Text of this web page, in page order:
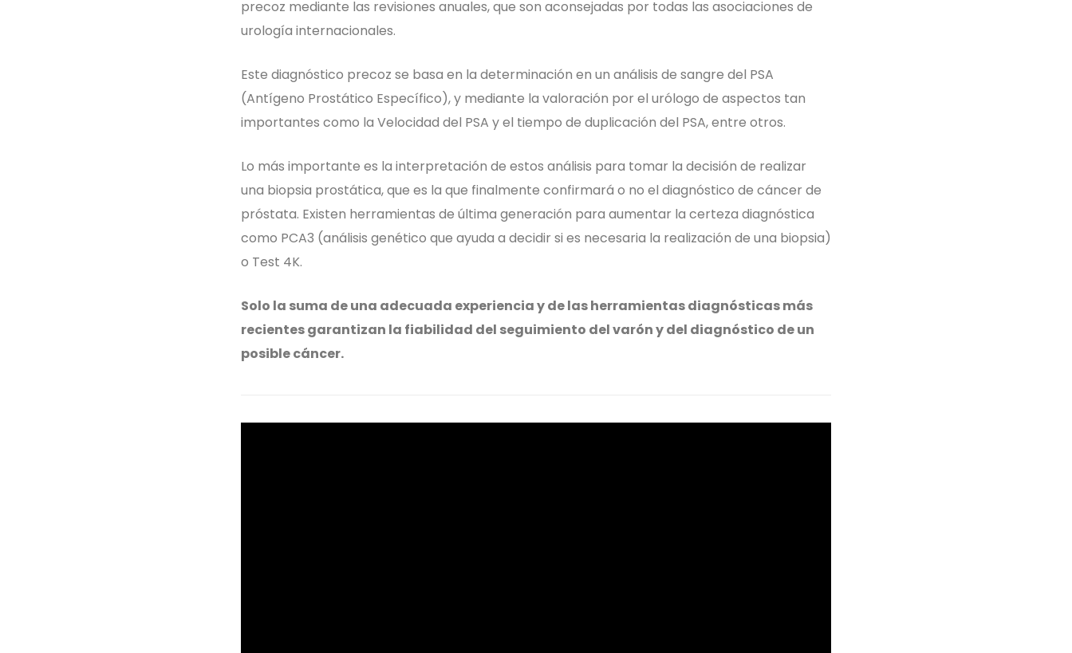
precoz mediante las revisiones anuales, que son aconsejadas por todas las asociaciones de
urología internacionales.
Este diagnóstico precoz se basa en la determinación en un análisis de sangre del PSA
(Antígeno Prostático Específico), y mediante la valoración por el urólogo de aspectos tan
importantes como la Velocidad del PSA y el tiempo de duplicación del PSA, entre otros.
Lo más importante es la interpretación de estos análisis para tomar la decisión de realizar
una biopsia prostática, que es la que finalmente confirmará o no el diagnóstico de cáncer de
próstata. Existen herramientas de última generación para aumentar la certeza diagnóstica
como PCA3 (análisis genético que ayuda a decidir si es necesaria la realización de una biopsia)
o Test 4K.
Solo la suma de una adecuada experiencia y de las herramientas diagnósticas más
recientes garantizan la fiabilidad del seguimiento del varón y del diagnóstico de un
posible cáncer.